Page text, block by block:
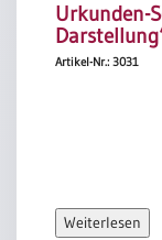
Urkunden-
Artikel-Nr.: 3031
Weiterlesen